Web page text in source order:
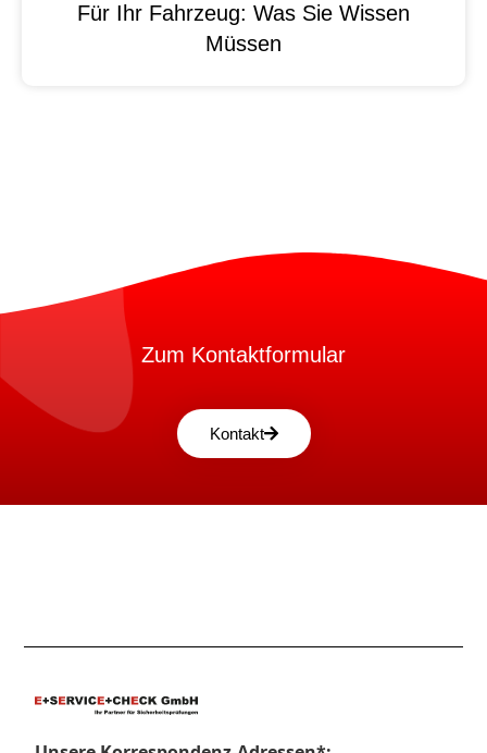
Für Ihr Fahrzeug: Was Sie Wissen
Müssen
Zum Kontaktformular
Kontakt